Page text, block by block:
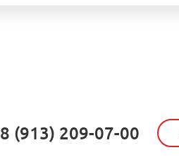
8 (913) 209-07-00